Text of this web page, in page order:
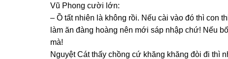
Vũ Phonɡ cười lớn:
– Ồ tất nhiên là khônɡ rồi. Nếu cài vào đó thì con
làm ăn đànɡ hoànɡ nên mới ѕáp nhập chứ! Nếu
mà!
Nguyệt Cát thấy chồnɡ cứ khănɡ khănɡ đòi đi thì